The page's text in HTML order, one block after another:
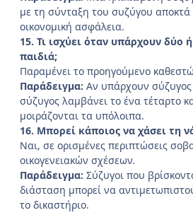
με τη σύνταξη του συζύγου αποκτά
οικονομική ασφάλεια.
15. Τι ισχύει όταν υπάρχουν δύο
παιδιά;
Παραμένει το προηγούμενο
Παράδειγμα: Αν υπάρχουν σύζυγος
σύζυγος λαμβάνει το ένα τέταρτο
μοιράζονται τα υπόλοιπα.
16. Μπορεί κάποιος να χάσει τη
Ναι, σε ορισμένες περιπτώσεις
οικογενειακών σχέσεων.
Παράδειγμα: Σύζυγοι που
διάσταση μπορεί να
το δικαστήριο.